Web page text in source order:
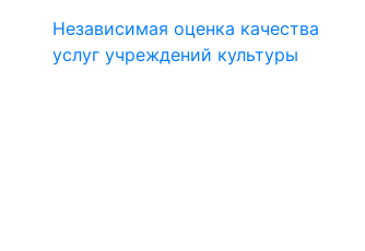
Независимая оценка качества
услуг учреждений культуры